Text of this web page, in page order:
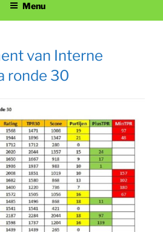
Menu
van Interne
ronde 30